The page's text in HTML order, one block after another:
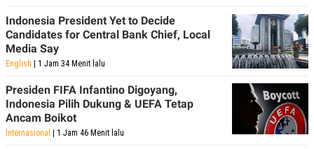
Indonesia President Yet to Decide
Candidates for Central Bank Chief, Local
Media Say
English | 1 Jam 34 Menit lalu
Presiden FIFA Infantino Digoyang,
Indonesia Pilih Dukung & UEFA Tetap
Ancam Boikot
Internasional | 1 Jam 46 Menit lalu